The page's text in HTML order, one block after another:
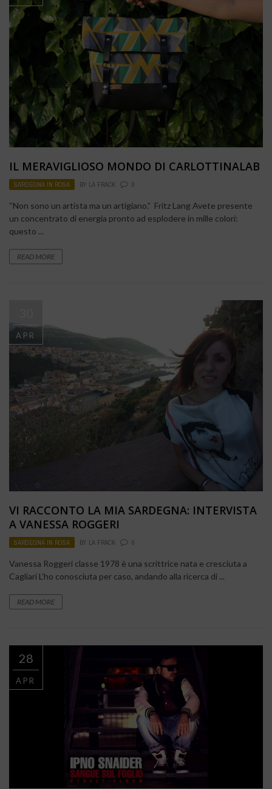
IL MERAVIGLIOSO MONDO DI CARLOTTINALAB
SARDEGNA IN ROSA BY LA FRACK 0
“Non sono un artista ma un artigiano.” Fritz Lang Avete presente
un concentrato di energia pronto ad esplodere in mille colori:
questo ...
READ MORE
APR
VI RACCONTO LA MIA SARDEGNA: INTERVISTA
A VANESSA ROGGERI
SARDEGNA IN ROSA BY LA FRACK 0
Vanessa Roggeri classe 1978 è una scrittrice nata e cresciuta a
Cagliari L’ho conosciuta per caso, andando alla ricerca di ...
READ MORE
28
APR